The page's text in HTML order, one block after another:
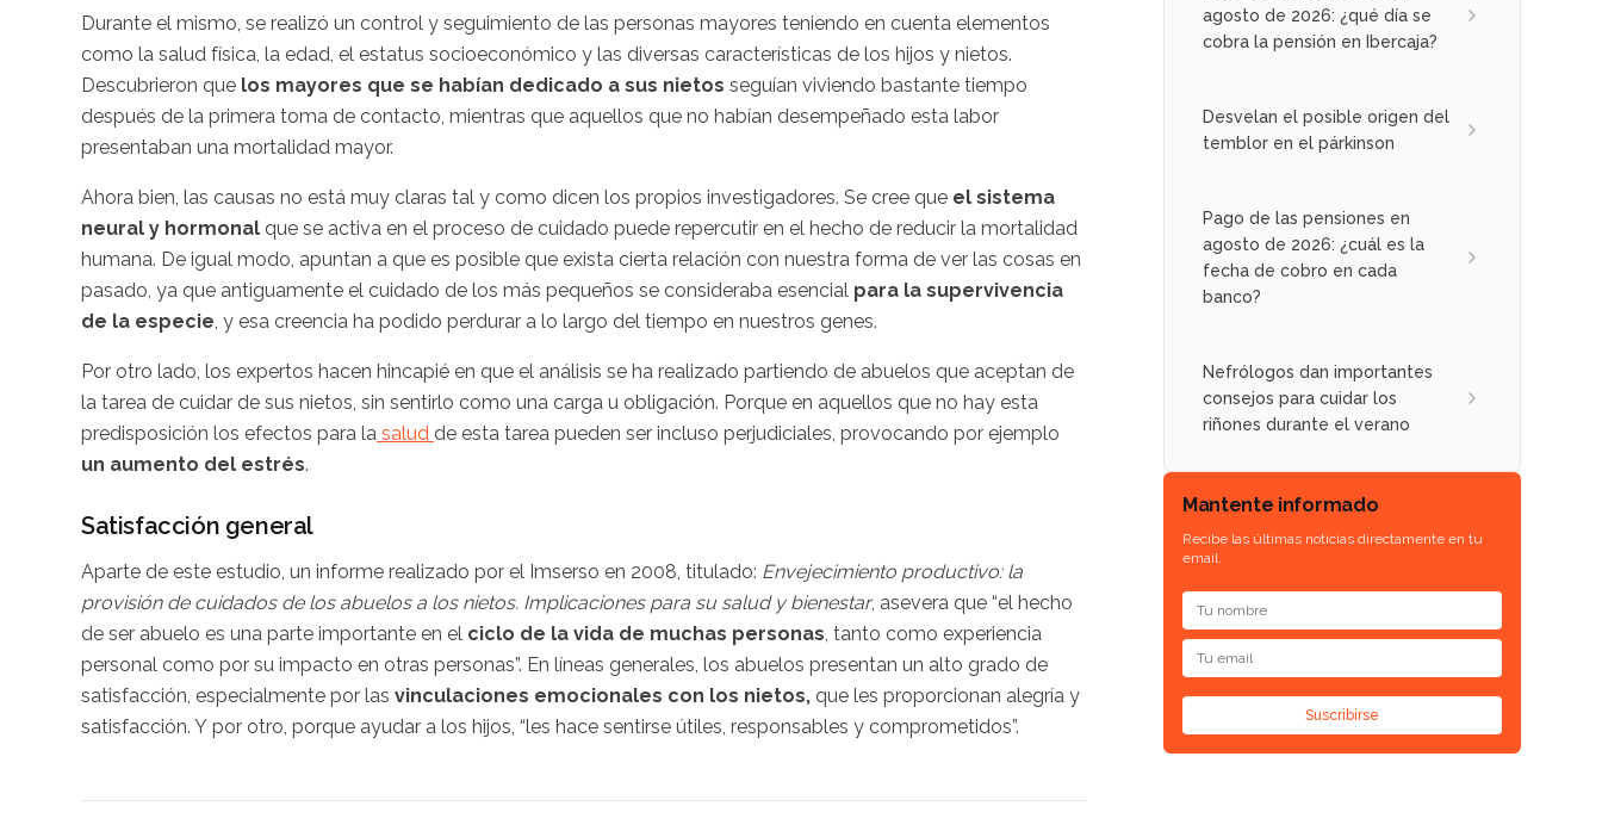
Durante el mismo, se realizó un control y seguimiento de las personas mayores teniendo en cuenta elementos
como la salud física, la edad, el estatus socioeconómico y las diversas características de los hijos y nietos.
Descubrieron que los mayores que se habían dedicado a sus nietos seguían viviendo bastante tiempo
después de la primera toma de contacto, mientras que aquellos que no habían desempeñado esta labor
presentaban una mortalidad mayor.
Ahora bien, las causas no está muy claras tal y como dicen los propios investigadores. Se cree que el sistema
neural y hormonal que se activa en el proceso de cuidado puede repercutir en el hecho de reducir la mortalidad
humana. De igual modo, apuntan a que es posible que exista cierta relación con nuestra forma de ver las cosas en
pasado, ya que antiguamente el cuidado de los más pequeños se consideraba esencial para la supervivencia
de la especie , y esa creencia ha podido perdurar a lo largo del tiempo en nuestros genes.
Por otro lado, los expertos hacen hincapié en que el análisis se ha realizado partiendo de abuelos que aceptan de
la tarea de cuidar de sus nietos, sin sentirlo como una carga u obligación. Porque en aquellos que no hay esta
predisposición los efectos para la salud de esta tarea pueden ser incluso perjudiciales, provocando por ejemplo
un aumento del estrés.
Satisfacción general
Aparte de este estudio, un informe realizado por el Imserso en 2008, titulado: Envejecimiento productivo: la
provisión de cuidados de los abuelos a los nietos. Implicaciones para su salud y bienestar, asevera que “el hecho
de ser abuelo es una parte importante en el ciclo de la vida de muchas personas , tanto como experiencia
personal como por su impacto en otras personas”. En líneas generales, los abuelos presentan un alto grado de
satisfacción, especialmente por las vinculaciones emocionales con los nietos, que les proporcionan alegría y
satisfacción. Y por otro, porque ayudar a los hijos, “les hace sentirse útiles, responsables y comprometidos”.
agosto de 2026: ¿qué día se
cobra la pensión en Ibercaja?
Desvelan el posible origen del
temblor en el párkinson
Pago de las pensiones en
agosto de 2026: ¿cuál es la
fecha de cobro en cada
banco?
Nefrólogos dan importantes
consejos para cuidar los
riñones durante el verano
Mantente informado
Recibe las últimas noticias directamente en tu
email.
Suscribirse